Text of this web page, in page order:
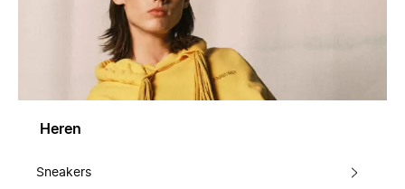
Heren
Sneakers